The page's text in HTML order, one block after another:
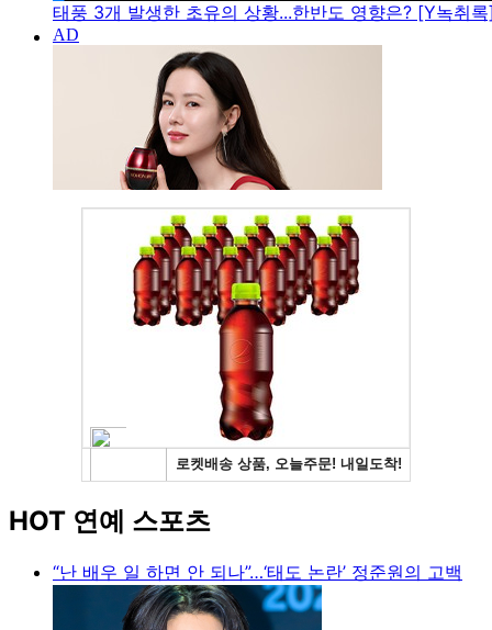
태풍 3개 발생한 초유의 상황...한반도 영향은? [Y녹취
HOT 연예 스포츠
“난 배우 일 하면 안 되나”…‘태도 논란’ 정준원의 고백